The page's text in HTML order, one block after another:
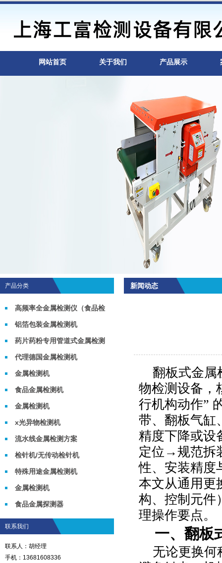
网站首页 关于我们 产品展示
新闻动态
翻板式金属
物检测设备，
行机构动作”
带、翻板气缸
精度下降或设
定位→规范拆
性、安装精度
本文从通用更
构、控制元件
理操作要点。
一、翻板
无论更换何
产品分类
高频率全金属检测仪（食品检
测机）铝箔包装金属检测机
药片药粉专用管道式金属检测
机 代理德国金属检测机
金属检测机
食品金属检测机
金属检测机
x光异物检测机
流水线金属检测方案
检针机/无传动检针机
特殊用途金属检测机
金属检测机
食品金属探测器
联系我们
联系人：胡经理
手机：13681608336